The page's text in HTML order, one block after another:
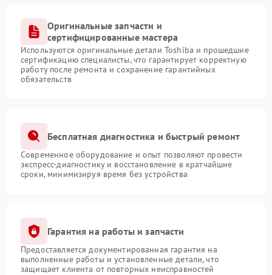
Оригинальные запчасти и
сертифицированные мастера
Используются оригинальные детали Toshiba и прошедшие
сертификацию специалисты, что гарантирует корректную
работу после ремонта и сохранение гарантийных
обязательств
Бесплатная диагностика и быстрый ремонт
Современное оборудование и опыт позволяют провести
экспресс-диагностику и восстановление в кратчайшие
сроки, минимизируя время без устройства
Гарантия на работы и запчасти
Предоставляется документированная гарантия на
выполненные работы и установленные детали, что
защищает клиента от повторных неисправностей